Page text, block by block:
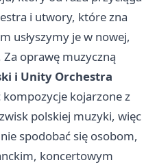
i utwory, które zna
usłyszymy je w nowej,
oprawę muzyczną
i Unity Orchestra
kojarzone z
polskiej muzyki, więc
spodobać się osobom,
koncertowym